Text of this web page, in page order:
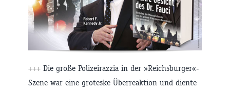
+++ Die große Polizeirazzia in der »Reichsbürger«-
Szene war eine groteske Überreaktion und diente